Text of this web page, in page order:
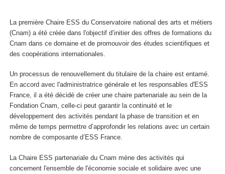
La première Chaire ESS du Conservatoire national des arts et métiers
(Cnam) a été créée dans l'objectif d’initier des offres de formations du
Cnam dans ce domaine et de promouvoir des études scientifiques et
des coopérations internationales.
Un processus de renouvellement du titulaire de la chaire est entamé.
En accord avec l'administratrice générale et les responsables d'ESS
France, il a été décidé de créer une chaire partenariale au sein de la
Fondation Cnam, celle-ci peut garantir la continuité et le
développement des activités pendant la phase de transition et en
même de temps permettre d’approfondir les relations avec un certain
nombre de composante d’ESS France.
La Chaire ESS partenariale du Cnam mène des activités qui
concernent l'ensemble de l'économie sociale et solidaire avec une